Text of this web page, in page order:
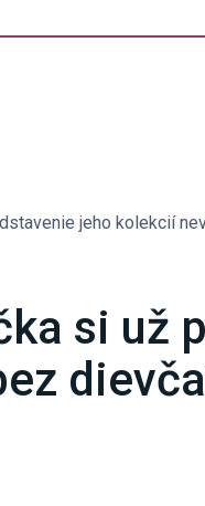
jeho kolekcií
si už